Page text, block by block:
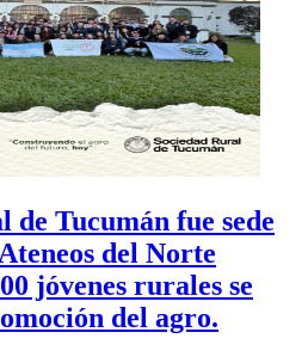
de Tucumán fue sede
del Norte
jóvenes rurales se
del agro.